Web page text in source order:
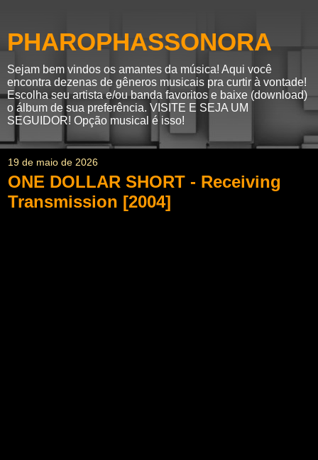
PHAROPHASSONORA
Sejam bem vindos os amantes da música! Aqui você
encontra dezenas de gêneros musicais pra curtir à vontade!
Escolha seu artista e/ou banda favoritos e baixe (download)
o álbum de sua preferência. VISITE E SEJA UM
SEGUIDOR! Opção musical é isso!
19 de maio de 2026
ONE DOLLAR SHORT - Receiving
Transmission [2004]